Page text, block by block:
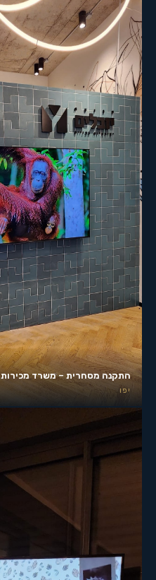
התקנה מסחרית – משרד מכירות
יפו